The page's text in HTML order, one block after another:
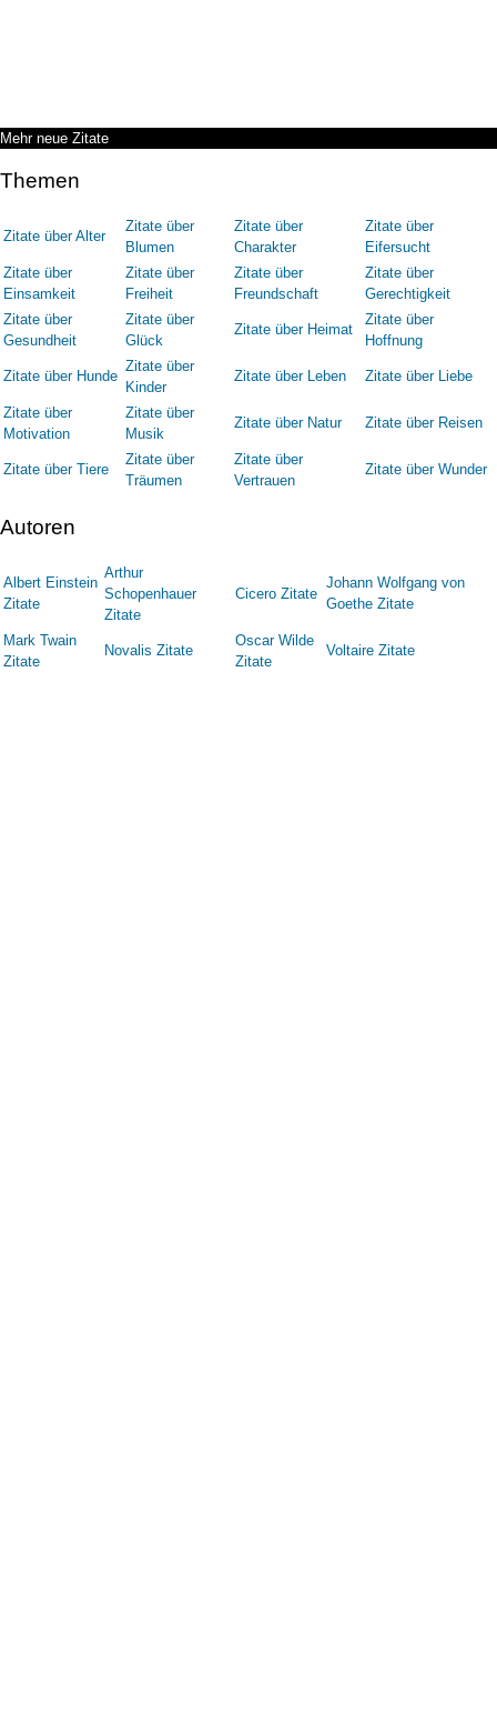
Mehr neue Zitate
Themen
Zitate über Alter
Zitate über
Blumen
Zitate über
Charakter
Zitate über
Eifersucht
Zitate über
Einsamkeit
Zitate über
Freiheit
Zitate über
Freundschaft
Zitate über
Gerechtigkeit
Zitate über
Gesundheit
Zitate über
Glück
Zitate über Heimat
Zitate über
Hoffnung
Zitate über Hunde
Zitate über
Kinder
Zitate über Leben Zitate über Liebe
Zitate über
Motivation
Zitate über
Musik
Zitate über Natur Zitate über Reisen
Zitate über Tiere
Zitate über
Träumen
Zitate über
Vertrauen
Zitate über Wunder
Autoren
Albert Einstein
Zitate
Arthur
Schopenhauer
Zitate
Cicero Zitate
Johann Wolfgang von
Goethe Zitate
Mark Twain
Zitate
Novalis Zitate
Oscar Wilde
Zitate
Voltaire Zitate